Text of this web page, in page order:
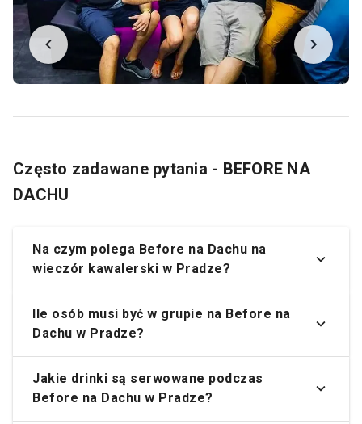
Często zadawane pytania - BEFORE NA
DACHU
Na czym polega Before na Dachu na
wieczór kawalerski w Pradze?
Ile osób musi być w grupie na Before na
Dachu w Pradze?
Jakie drinki są serwowane podczas
Before na Dachu w Pradze?